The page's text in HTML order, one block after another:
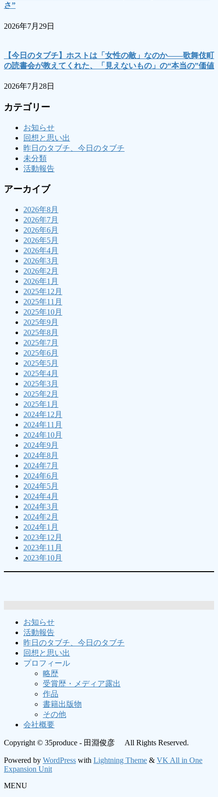
さ”
2026年7月29日
【今日のタブチ】ホストは「女性の敵」なのか――歌舞伎町
の読書会が教えてくれた、「見えないもの」の“本当の”価値
2026年7月28日
カテゴリー
お知らせ
回想と思い出
昨日のタブチ、今日のタブチ
未分類
活動報告
アーカイブ
2026年8月
2026年7月
2026年6月
2026年5月
2026年4月
2026年3月
2026年2月
2026年1月
2025年12月
2025年11月
2025年10月
2025年9月
2025年8月
2025年7月
2025年6月
2025年5月
2025年4月
2025年3月
2025年2月
2025年1月
2024年12月
2024年11月
2024年10月
2024年9月
2024年8月
2024年7月
2024年6月
2024年5月
2024年4月
2024年3月
2024年2月
2024年1月
2023年12月
2023年11月
2023年10月
お知らせ
活動報告
昨日のタブチ、今日のタブチ
回想と思い出
プロフィール
略歴
受賞歴・メディア露出
作品
書籍出版物
その他
会社概要
Copyright © 35produce - 田淵俊彦 All Rights Reserved.
Powered by WordPress with Lightning Theme & VK All in One
Expansion Unit
MENU